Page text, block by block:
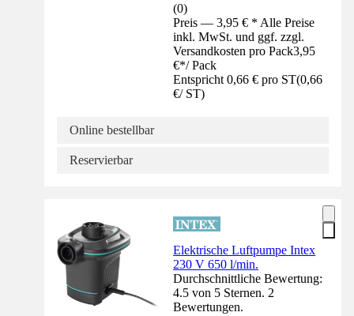
(0)
Preis — 3,95 € * Alle Preise
inkl. MwSt. und ggf. zzgl.
Versandkosten pro Pack3,95
€*/ Pack
Entspricht 0,66 € pro ST(0,66
€/ ST)
Online bestellbar
Reservierbar
Elektrische Luftpumpe Intex
230 V 650 l/min.
Durchschnittliche Bewertung:
4.5 von 5 Sternen. 2
Bewertungen.